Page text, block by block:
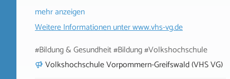
mehr anzeigen
Weitere Informationen unterwww.vhs-vg.de
#Bildung & Gesundheit #Bildung #Volkshochschule
Volkshochschule Vorpommern-Greifswald (VHS VG)